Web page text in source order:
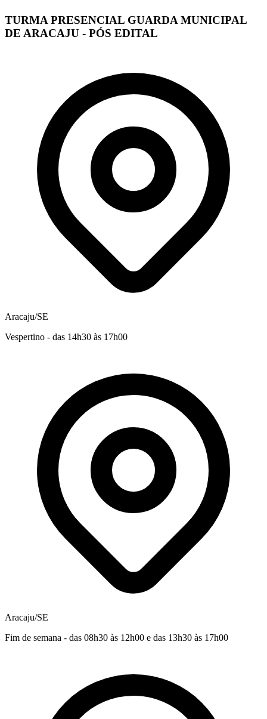
TURMA PRESENCIAL GUARDA MUNICIPAL
DE ARACAJU - PÓS EDITAL
Aracaju/SE
Vespertino - das 14h30 às 17h00
Aracaju/SE
Fim de semana - das 08h30 às 12h00 e das 13h30 às 17h00